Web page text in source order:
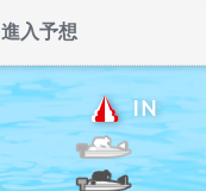
進入予想